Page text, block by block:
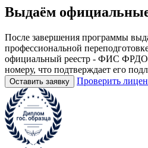
Выдаём
После завершения программы
профессиональной
официальный реестр - ФИС
номеру, что подтверждает его
Оставить заявку Проверить